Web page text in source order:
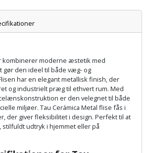
kombinerer moderne æstetik med
gør den ideel til både væg- og
har en elegant metallisk finish, der
og industrielt præg til ethvert rum. Med
er den velegnet til både
miljøer. Tau Cerámica Metal flise fås i
der giver fleksibilitet i design. Perfekt til at
stilfuldt udtryk i hjemmet eller på